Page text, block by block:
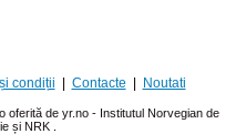
condiții Contacte Noutati
oferită de yr.no - Institutul Norvegian de
și NRK